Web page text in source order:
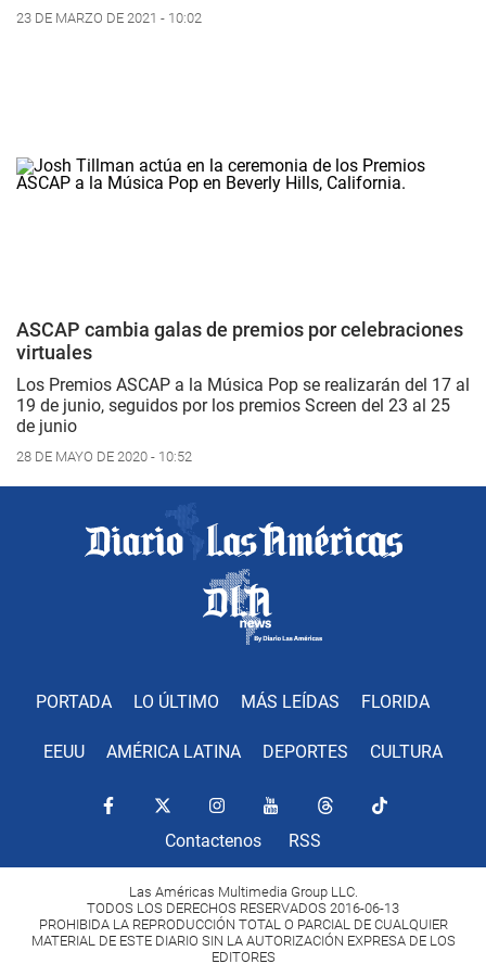
23 DE MARZO DE 2021 - 10:02
ASCAP cambia galas de premios por celebraciones
virtuales
Los Premios ASCAP a la Música Pop se realizarán del 17 al
19 de junio, seguidos por los premios Screen del 23 al 25
de junio
28 DE MAYO DE 2020 - 10:52
PORTADA LO ÚLTIMO MÁS LEÍDAS FLORIDA
EEUU AMÉRICA LATINA DEPORTES CULTURA
Contactenos RSS
Las Américas Multimedia Group LLC.
TODOS LOS DERECHOS RESERVADOS 2016-06-13
PROHIBIDA LA REPRODUCCIÓN TOTAL O PARCIAL DE CUALQUIER
MATERIAL DE ESTE DIARIO SIN LA AUTORIZACIÓN EXPRESA DE LOS
EDITORES